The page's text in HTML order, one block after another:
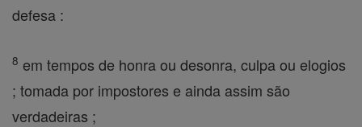
defesa :
8 em tempos de honra ou desonra, culpa ou elogios
; tomada por impostores e ainda assim são
verdadeiras ;